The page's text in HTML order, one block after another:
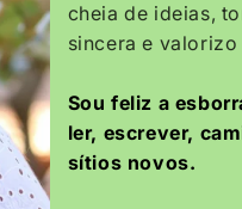
cheia de ideias,
sincera e
Sou feliz a
ler, escrever,
sítios novos.